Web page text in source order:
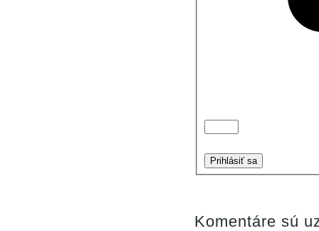
Prihlásiť sa
Komentáre sú